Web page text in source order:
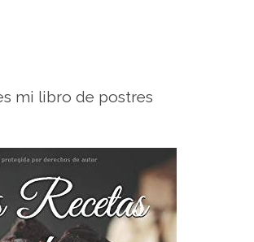
mi libro de postres